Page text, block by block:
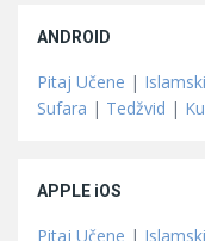
ANDROID
Pitaj Učene |
Sufara | Tedžvid |
APPLE iOS
Pitaj Učene |